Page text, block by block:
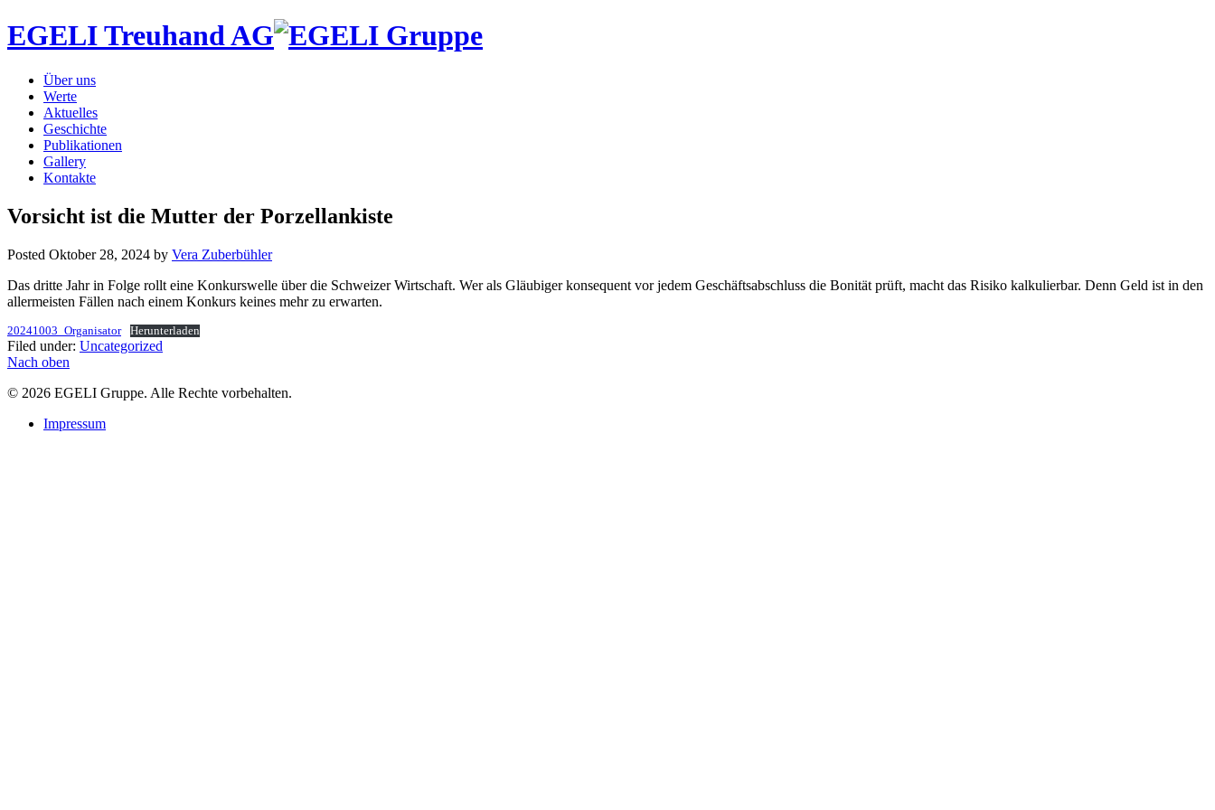
EGELI Treuhand AG
Über uns
Werte
Aktuelles
Geschichte
Publikationen
Gallery
Kontakte
Vorsicht ist die Mutter der Porzellankiste
Posted Oktober 28, 2024 by Vera Zuberbühler
Das dritte Jahr in Folge rollt eine Konkurswelle über die Schweizer Wirtschaft. Wer als Gläubiger konsequent vor jedem Geschäftsabschluss die Bonität prüft, macht das Risiko kalkulierbar. Denn Geld ist in den
allermeisten Fällen nach einem Konkurs keines mehr zu erwarten.
20241003_Organisator Herunterladen
Filed under: Uncategorized
Nach oben
© 2026 EGELI Gruppe. Alle Rechte vorbehalten.
Impressum